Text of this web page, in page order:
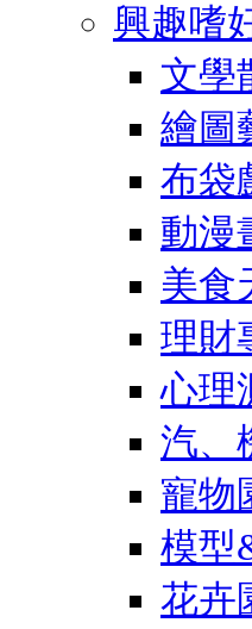
興趣嗜
文學
繪圖
布袋
動漫
美食
理財
心理
汽、
寵物
模型
花卉